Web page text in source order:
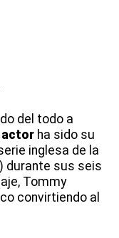
del todo a
actor ha sido su
inglesa de la
durante sus seis
Tommy
convirtiendo al